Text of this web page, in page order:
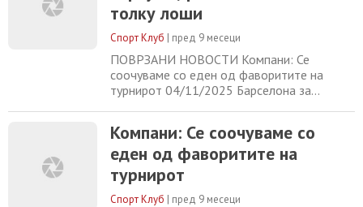
декември 04/11/2025
толку лоши
Спорт Клуб | пред 9 месеци
ПОВРЗАНИ НОВОСТИ Компани: Се
соочуваме со еден од фаворитите на
турнирот 04/11/2025 Барселона за
„Битка на половите“ во декември
04/11/2025 Арсенал подготвува нов
рекорден договор за Букаја Сака
04/11/2025
Компани: Се соочуваме со
еден од фаворитите на
турнирот
Спорт Клуб | пред 9 месеци